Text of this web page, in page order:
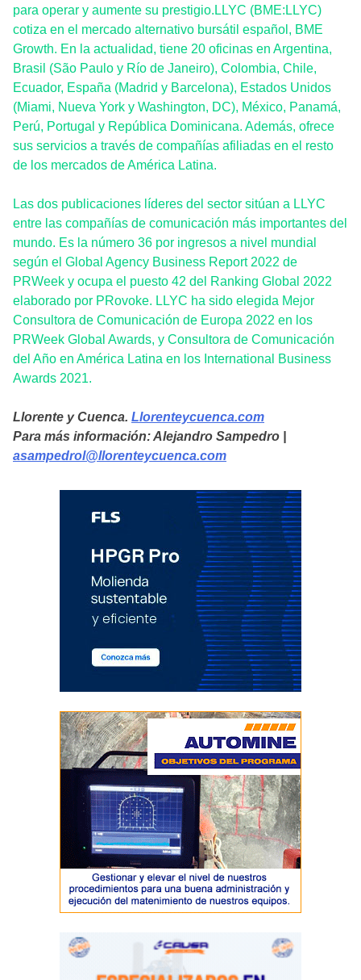
para operar y aumente su prestigio.LLYC (BME:LLYC)
cotiza en el mercado alternativo bursátil español, BME
Growth. En la actualidad, tiene 20 oficinas en Argentina,
Brasil (São Paulo y Río de Janeiro), Colombia, Chile,
Ecuador, España (Madrid y Barcelona), Estados Unidos
(Miami, Nueva York y Washington, DC), México, Panamá,
Perú, Portugal y República Dominicana. Además, ofrece
sus servicios a través de compañías afiliadas en el resto
de los mercados de América Latina.
Las dos publicaciones líderes del sector sitúan a LLYC
entre las compañías de comunicación más importantes del
mundo. Es la número 36 por ingresos a nivel mundial
según el Global Agency Business Report 2022 de
PRWeek y ocupa el puesto 42 del Ranking Global 2022
elaborado por PRovoke. LLYC ha sido elegida Mejor
Consultora de Comunicación de Europa 2022 en los
PRWeek Global Awards, y Consultora de Comunicación
del Año en América Latina en los International Business
Awards 2021.
Llorente y Cuenca. Llorenteycuenca.com
Para más información: Alejandro Sampedro |
asampedrol@llorenteycuenca.com